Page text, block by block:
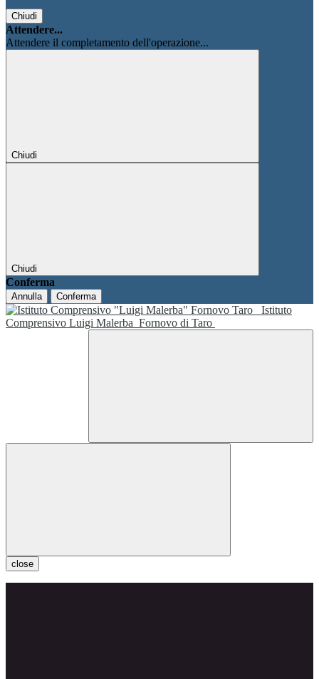
Chiudi
Attendere...
Attendere il completamento dell'operazione...
Chiudi
Chiudi
Conferma
Annulla Conferma
Istituto
Comprensivo Luigi Malerba Fornovo di Taro
close